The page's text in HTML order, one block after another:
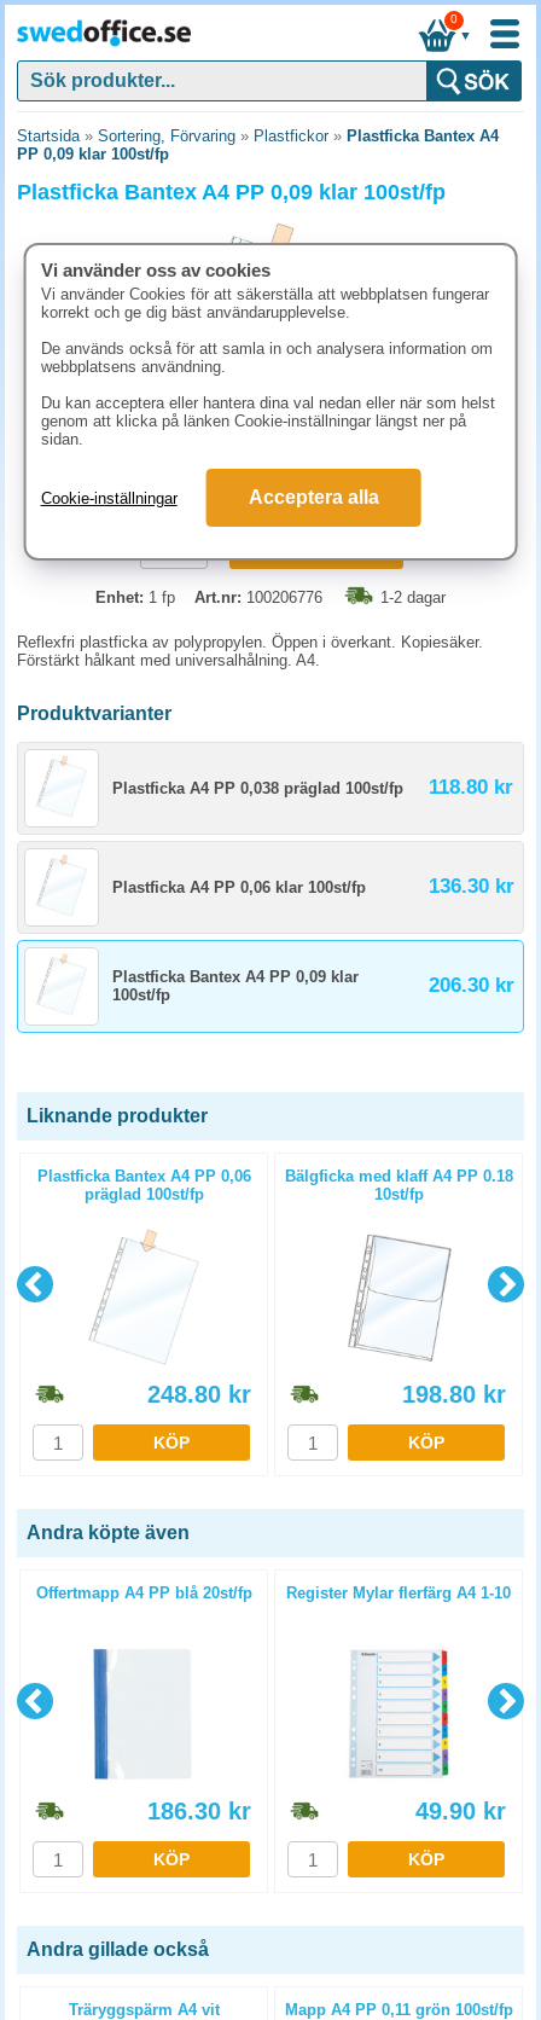
▼
0
Startsida» Sortering, Förvaring » Plastfickor» Plastficka Bantex A4
PP 0,09 klar 100st/fp
Plastficka Bantex A4 PP 0,09 klar 100st/fp
206.30 kr (inkl. moms)
Enhet: 1 fp Art.nr: 100206776 1-2 dagar
Reflexfri plastficka av polypropylen. Öppen i överkant. Kopiesäker.
Förstärkt hålkant med universalhålning. A4.
Produktvarianter
Plastficka A4 PP 0,038 präglad 100st/fp 118.80 kr
Plastficka A4 PP 0,06 klar 100st/fp 136.30 kr
Plastficka Bantex A4 PP 0,09 klar
100st/fp
206.30 kr
Liknande produkter
Plastficka Bantex A4 PP 0,06
präglad 100st/fp
248.80 kr
KÖP
Bälgficka med klaff A4 PP 0.18
10st/fp
198.80 kr
KÖP
Andra köpte även
Offertmapp A4 PP blå 20st/fp
186.30 kr
KÖP
Register Mylar flerfärg A4 1-10
49.90 kr
KÖP
Andra gillade också
Träryggspärm A4 vit Mapp A4 PP 0,11 grön 100st/fp
Vi använder oss av cookies
Vi använder Cookies för att säkerställa att webbplatsen fungerar
korrekt och ge dig bäst användarupplevelse.
De används också för att samla in och analysera information om
webbplatsens användning.
Du kan acceptera eller hantera dina val nedan eller när som helst
genom att klicka på länken Cookie-inställningar längst ner på
sidan.
Cookie-inställningar Acceptera alla